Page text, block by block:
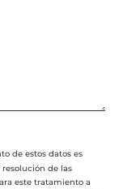
de estos datos es
de las
este tratamiento a